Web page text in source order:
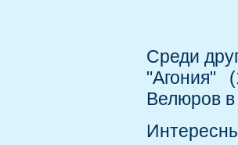
Среди
"Агония"
Велюров в